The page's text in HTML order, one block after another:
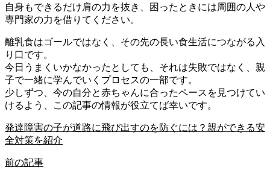
自身もできるだけ肩の力を抜き、困ったときには周囲の人や
専門家の力を借りてください。
離乳食はゴールではなく、その先の長い食生活につながる入
り口です。
今日うまくいかなかったとしても、それは失敗ではなく、親
子で一緒に学んでいくプロセスの一部です。
少しずつ、今の自分と赤ちゃんに合ったペースを見つけてい
けるよう、この記事の情報が役立てば幸いです。
発達障害の子が道路に飛び出すのを防ぐには？親ができる安
全対策を紹介
前の記事